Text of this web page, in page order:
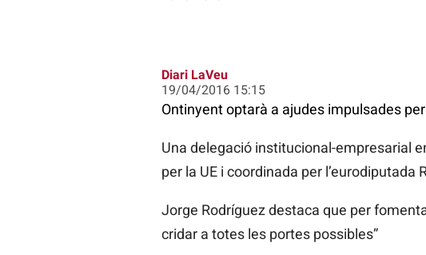
Diari LaVeu
19/04/2016 15:15
Ontinyent optarà a ajudes impulsades per
Una delegació institucional-empresarial
per la UE i coordinada per l’eurodiputada
Jorge Rodríguez destaca que per
cridar a totes les portes possibles”